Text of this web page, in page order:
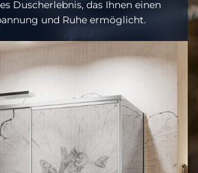
Duscherlebnis, das Ihnen einen
und Ruhe ermöglicht.